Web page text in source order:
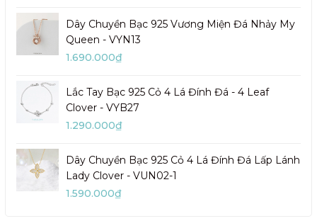
Dây Chuyền Bạc 925 Vương Miện Đá Nhảy My
Queen - VYN13
1.690.000₫
Lắc Tay Bạc 925 Cỏ 4 Lá Đính Đá - 4 Leaf
Clover - VYB27
1.290.000₫
Dây Chuyền Bạc 925 Cỏ 4 Lá Đính Đá Lấp Lánh
Lady Clover - VUN02-1
1.590.000₫